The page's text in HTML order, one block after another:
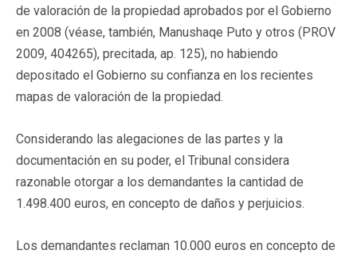
de valoración de la propiedad aprobados por el Gobierno
en 2008 (véase, también, Manushaqe Puto y otros (PROV
2009, 404265), precitada, ap. 125), no habiendo
depositado el Gobierno su confianza en los recientes
mapas de valoración de la propiedad.
Considerando las alegaciones de las partes y la
documentación en su poder, el Tribunal considera
razonable otorgar a los demandantes la cantidad de
1.498.400 euros, en concepto de daños y perjuicios.
Los demandantes reclaman 10.000 euros en concepto de